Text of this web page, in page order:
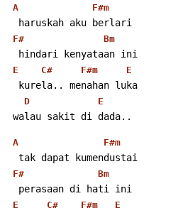
A F#m
  haruskah aku berlari
F# Bm
  hindari kenyataan ini
E C# F#m E
  kurela.. menahan luka
D E
walau sakit di dada..
A F#m
  tak dapat kumendustai
F# Bm
  perasaan di hati ini
E C# F#m E